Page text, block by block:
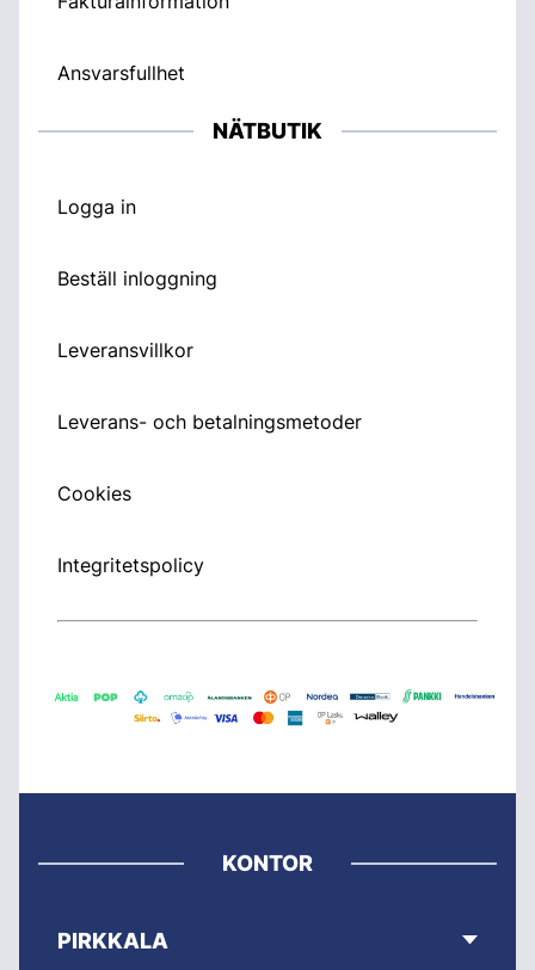
Ansvarsfullhet
NÄTBUTIK
Logga in
Beställ inloggning
Leveransvillkor
Leverans- och betalningsmetoder
Cookies
Integritetspolicy
KONTOR
PIRKKALA